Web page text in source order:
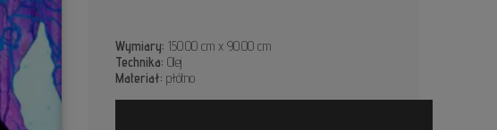
Wymiary: 150.00 cm x 90.00 cm
Technika: Olej
Materiał: płótno